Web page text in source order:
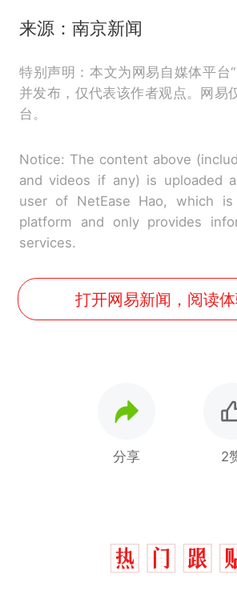
来源：南京新闻
特别声明：本文为网易自媒体平台
并发布，仅代表该作者观点。网易
台。
Notice: The content above
and videos if any) is uploaded
user of NetEase Hao, which
platform and only provides
services.
打开网易新闻，阅读
分享 2